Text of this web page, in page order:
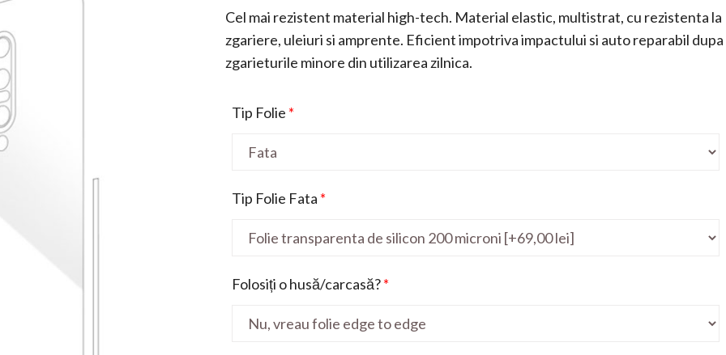
Cel mai rezistent material high-tech. Material elastic, multistrat, cu rezistenta la
zgariere, uleiuri si amprente. Eficient impotriva impactului si auto reparabil dupa
zgarieturile minore din utilizarea zilnica.
Tip Folie *
Tip Folie Fata *
Folosiți o husă/carcasă?*